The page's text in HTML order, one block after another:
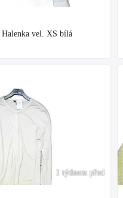
vel. XS bílá
1 týdnem před